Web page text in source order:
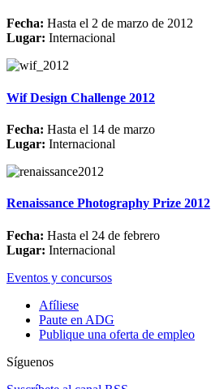
Fecha: Hasta el 2 de marzo de 2012
Lugar: Internacional
Wif Design Challenge 2012
Fecha: Hasta el 14 de marzo
Lugar: Internacional
Renaissance Photography Prize 2012
Fecha: Hasta el 24 de febrero
Lugar: Internacional
Eventos y concursos
Afíliese
Paute en ADG
Publique una oferta de empleo
Síguenos